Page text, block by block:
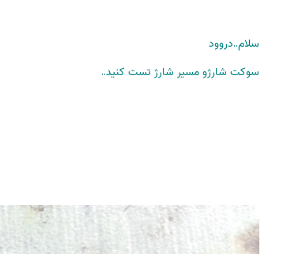
سلام..دروود
سوکت شارژو مسیر شارژ تست کنید..